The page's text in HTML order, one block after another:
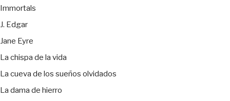
Immortals
J. Edgar
Jane Eyre
La chispa de la vida
La cueva de los sueños olvidados
La dama de hierro